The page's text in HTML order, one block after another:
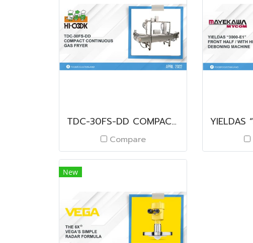
TDC-30FS-DD COMPACT CONTINUOUS GAS FRYER
Compare
New